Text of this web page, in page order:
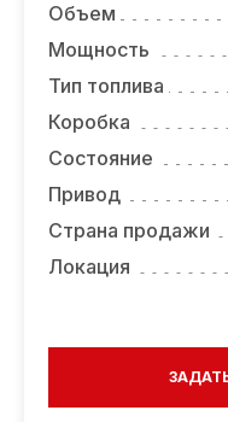
Объем
Мощность
Тип топлива
Коробка
Состояние
Привод
Страна продажи
Локация